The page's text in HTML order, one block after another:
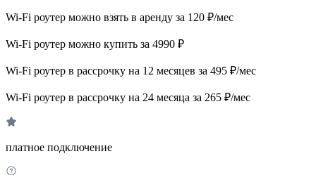
Wi-Fi роутер можно взять в аренду за 120 ₽/мес
Wi-Fi роутер можно купить за 4990 ₽
Wi-Fi роутер в рассрочку на 12 месяцев за 495 ₽/мес
Wi-Fi роутер в рассрочку на 24 месяца за 265 ₽/мес
платное подключение